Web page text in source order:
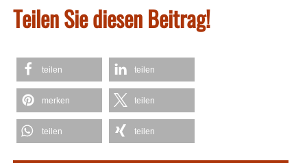
Teilen Sie diesen Beitrag!
teilen teilen
merken teilen
teilen teilen